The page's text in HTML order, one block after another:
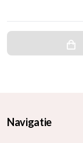
Navigatie